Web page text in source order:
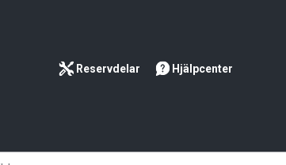
Reservdelar Hjälpcenter